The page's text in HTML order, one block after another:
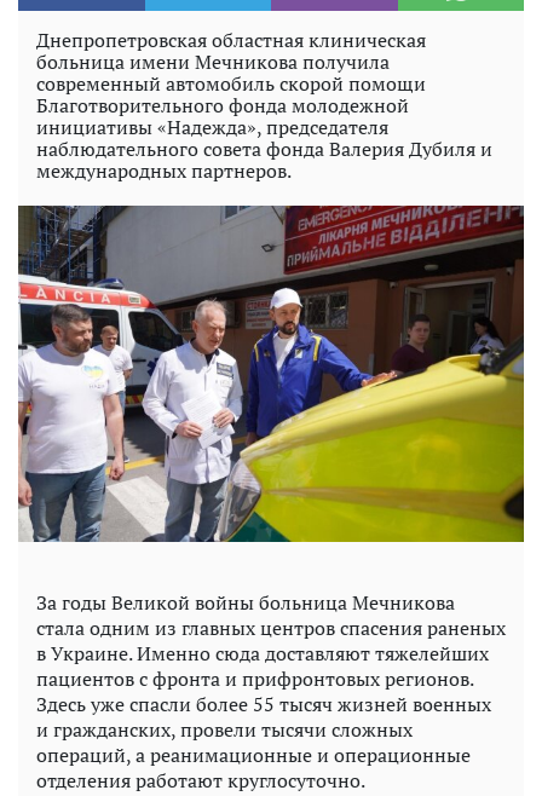
Днепропетровская областная клиническая
больница имени Мечникова получила
современный автомобиль скорой помощи
Благотворительного фонда молодежной
инициативы «Надежда», председателя
наблюдательного совета фонда Валерия Дубиля и
международных партнеров.
За годы Великой войны больница Мечникова
стала одним из главных центров спасения раненых
в Украине. Именно сюда доставляют тяжелейших
пациентов с фронта и прифронтовых регионов.
Здесь уже спасли более 55 тысяч жизней военных
и гражданских, провели тысячи сложных
операций, а реанимационные и операционные
отделения работают круглосуточно.